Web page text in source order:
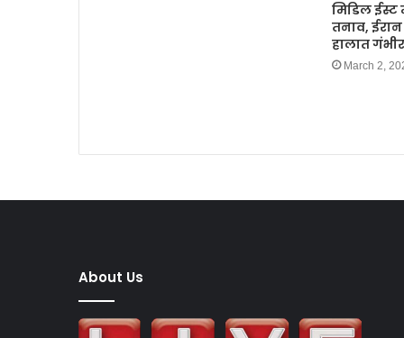
मिडिल ईस्ट
तनाव,
हालात गंभीर
March 2,
About Us